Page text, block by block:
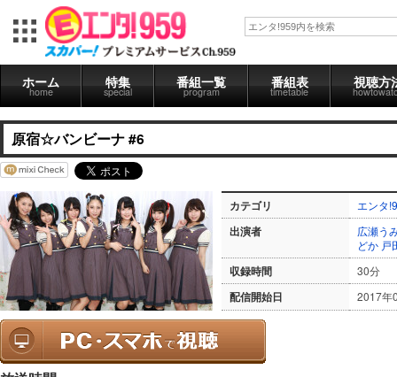
ホーム
home
特集
special
番組一覧
program
番組表
timetable
視聴方
原宿☆バンビーナ #6
カテゴリ エンタ
出演者
広瀬う
どか 戸
収録時間 30分
配信開始日 2017年